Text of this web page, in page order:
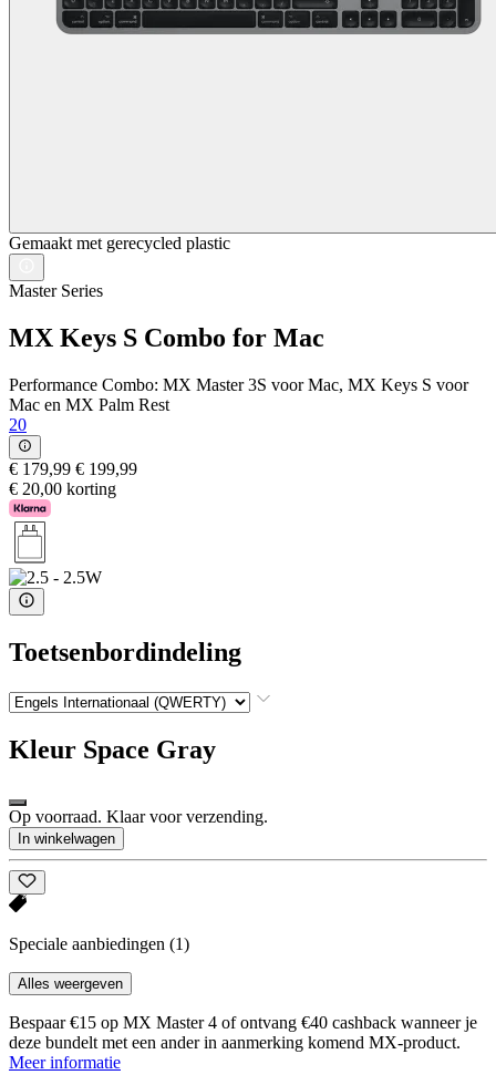
Gemaakt met gerecycled plastic
Master Series
MX Keys S Combo for Mac
Performance Combo: MX Master 3S voor Mac, MX Keys S voor
Mac en MX Palm Rest
20
€ 179,99 € 199,99
€ 20,00 korting
Toetsenbordindeling
Kleur Space Gray
Op voorraad. Klaar voor verzending.
In winkelwagen
Speciale aanbiedingen (1)
Alles weergeven
Bespaar €15 op MX Master 4 of ontvang €40 cashback wanneer je
deze bundelt met een ander in aanmerking komend MX-product.
Meer informatie